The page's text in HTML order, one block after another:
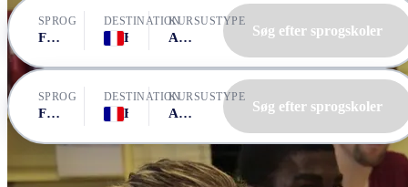
SPROG
Fransk
DESTINATIONKURSUSTYPE
Alle kurser Søg efter sprogskoler
SPROG
Fransk
DESTINATIONKURSUSTYPE
Alle kurser Søg efter sprogskoler